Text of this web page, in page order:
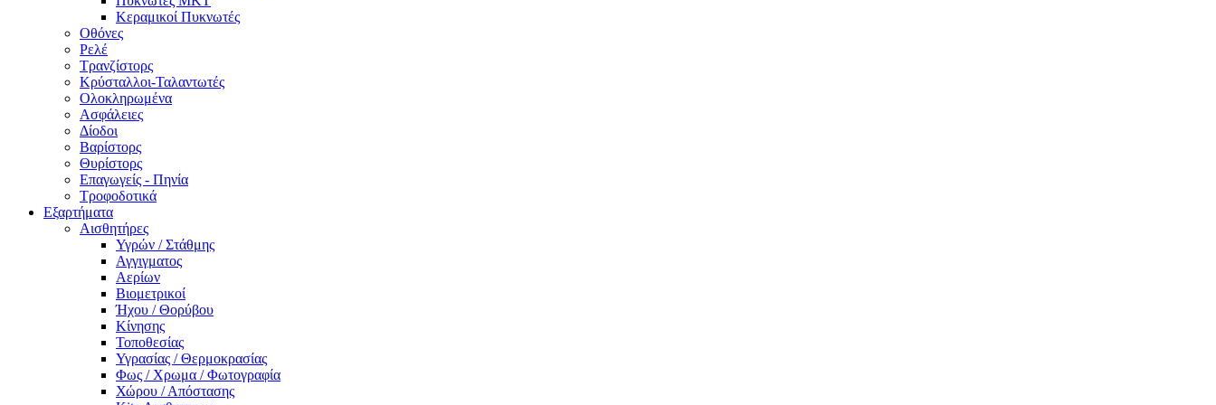
Κεραμικοί Πυκνωτές
Οθόνες
Ρελέ
Τρανζίστορς
Κρύσταλλοι-Ταλαντωτές
Ολοκληρωμένα
Ασφάλειες
Δίοδοι
Βαρίστορς
Θυρίστορς
Επαγωγείς - Πηνία
Τροφοδοτικά
Εξαρτήματα
Αισθητήρες
Υγρών / Στάθμης
Αγγιγματος
Αερίων
Βιομετρικοί
Ήχου / Θορύβου
Κίνησης
Τοποθεσίας
Υγρασίας / Θερμοκρασίας
Φως / Χρωμα / Φωτογραφία
Χώρου / Απόστασης